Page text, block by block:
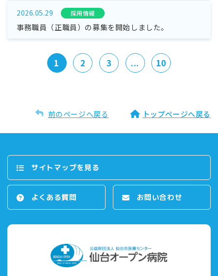
2026.05.29 採⽤情報
事務職員（正職員）の募集を開始しました。
1 2 3 ... 10
前のページへ戻る トップページへ戻る
サイトマップを⾒る
よくある質問 お問い合わせ